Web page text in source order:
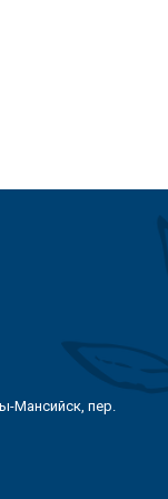
Мансийск, пер.